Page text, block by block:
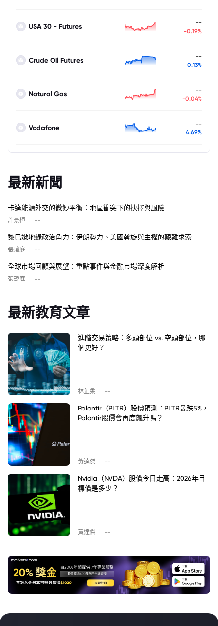
USA 30 - Futures --
-0.19%
Crude Oil Futures --
0.13%
Natural Gas --
-0.04%
Vodafone --
4.69%
最新新聞
卡達能源外交的微妙平衡：地區衝突下的抉擇與風險
許景桓 --
黎巴嫩地緣政治角力：伊朗勢力、美國斡旋與主權的艱難求索
張瑋庭 --
全球市場回顧與展望：重點事件與金融市場深度解析
張瑋庭 --
最新教育文章
進階交易策略：多頭部位 vs. 空頭部位，哪
個更好？
林芷柔 --
Palantir（PLTR）股價預測：PLTR暴跌5%，
Palantir股價會再度飆升嗎？
黃達傑 --
Nvidia（NVDA）股價今日走高：2026年目
標價是多少？
黃達傑 --